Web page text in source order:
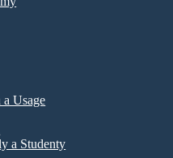
Usage
a Studenty